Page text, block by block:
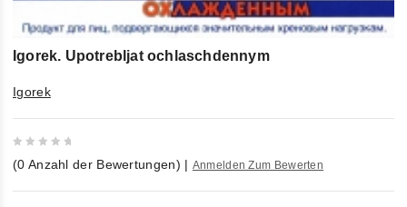
Igorek. Upotrebljat ochlaschdennym
Igorek
out
of
(0 Anzahl der Bewertungen) | Anmelden Zum Bewerten